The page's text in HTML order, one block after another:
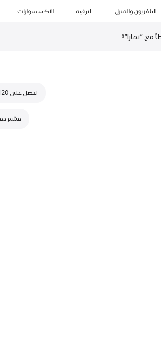
التلفزيون والمنزل الترفيه الاكسسوارات
§
احصل على 120 ر.س.‏–1,080 ر.س.‏ للجهاز المراد استبداله.
قسّم دفعتك